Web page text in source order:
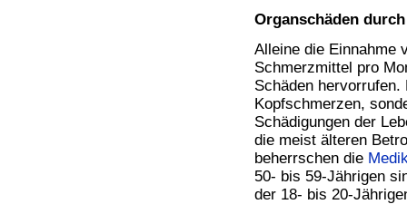
Organschäden
Alleine die Einnahme
Schmerzmittel pro
Schäden
Kopfschmerzen,
Schädigungen der
die meist älteren
beherrschen die
50- bis 59-Jährigen
der 18- bis 20-